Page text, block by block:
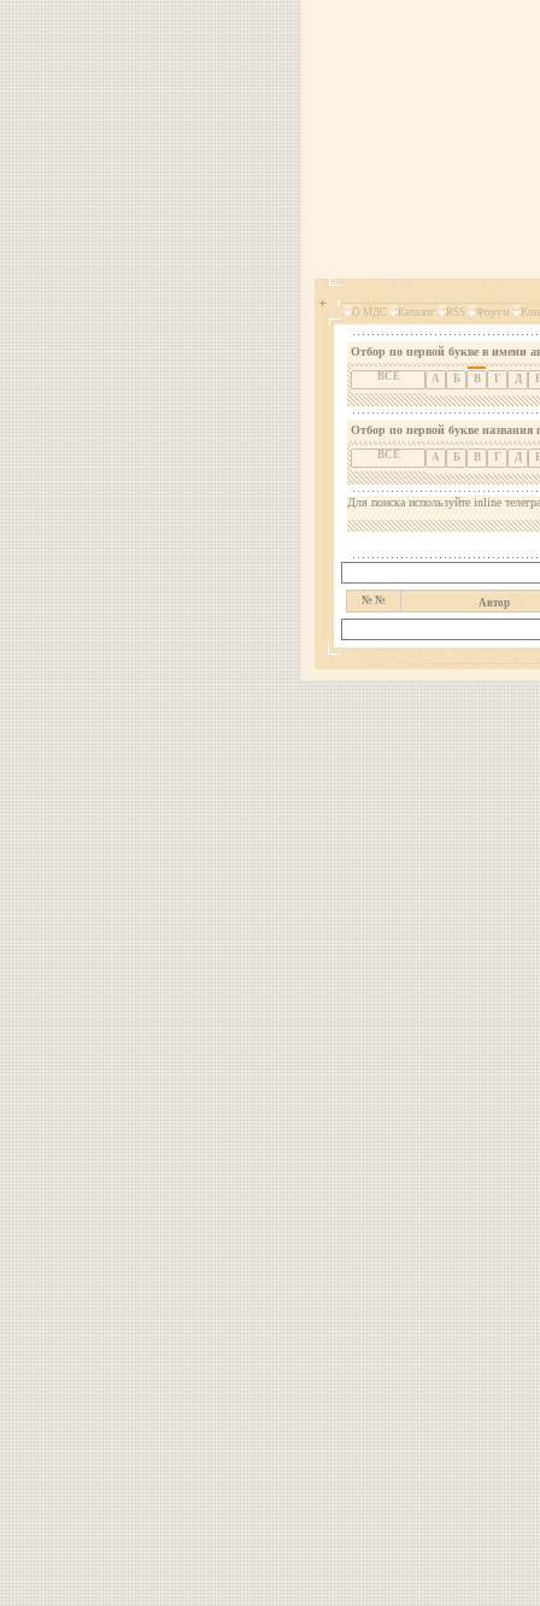
О МДС Каталог RSS Форум
Отбор по первой букве в имени
ВСЕ А Б В Г Д
Отбор по первой букве названия
ВСЕ А Б В Г Д
Для поиска используйте inline
№ № Автор